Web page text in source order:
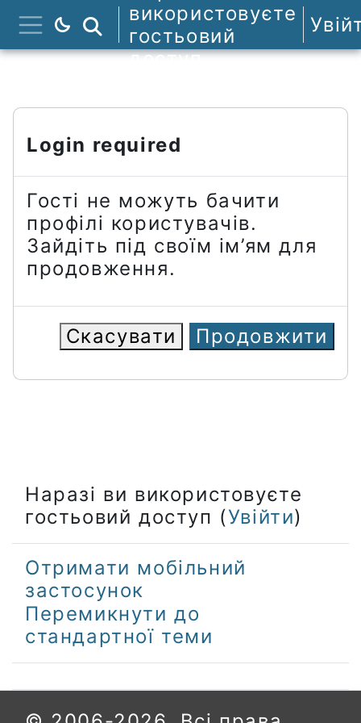
Перейти до головного вмісту
Бокова панель
Пошук курсів
використовуєте
гостьовий
доступ
Login required
Гості не можуть бачити
профілі користувачів.
Зайдіть під своїм ім’ям для
продовження.
Скасувати Продовжити
Наразі ви використовуєте
гостьовий доступ (Увійти)
Отримати мобільний
застосунок
Перемикнути до
стандартної теми